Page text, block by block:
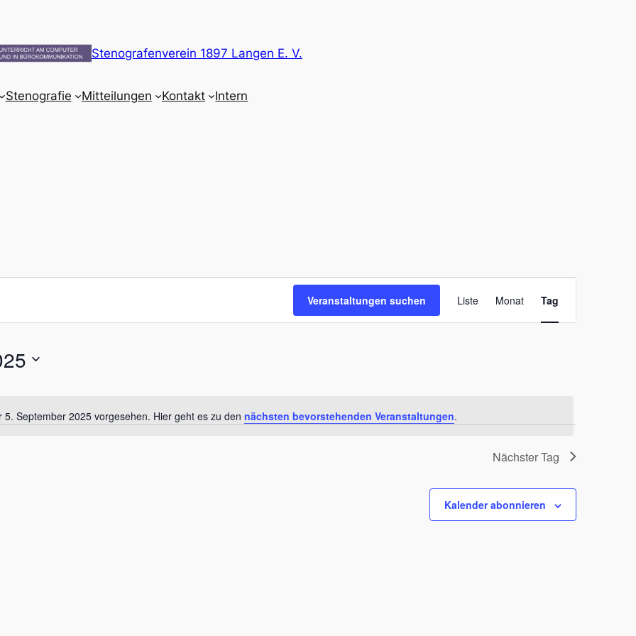
Stenografenverein 1897 Langen E. V.
Stenografie Mitteilungen Kontakt Intern
Hinweis
5. September 2025 vorgesehen. Hier geht es zu den nächsten bevorstehenden Veranstaltungen.
Veranstaltungen suchen
Ansichten-
Liste Monat Tag
Nächster Tag
Kalender abonnieren